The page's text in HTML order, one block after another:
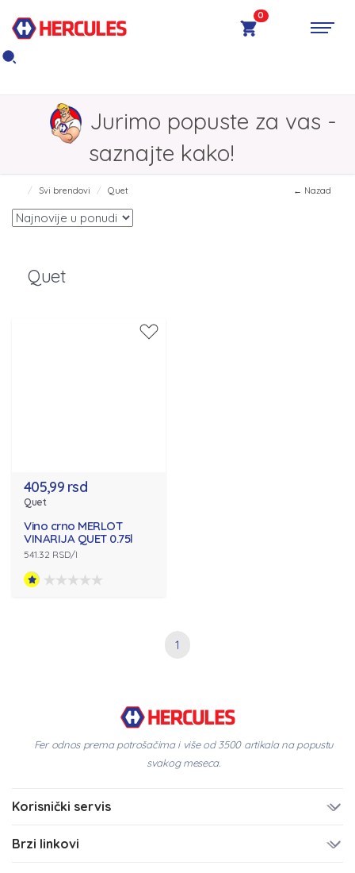
0
Jurimo popuste za vas -
saznajte kako!
Svi brendovi Quet ← Nazad
Quet
405,99 rsd
Quet
Vino crno MERLOT
VINARIJA QUET 0.75l
541.32 RSD/l
1
Fer odnos prema potrošačima i više od 3500 artikala na popustu
svakog meseca.
Korisnički servis
Brzi linkovi